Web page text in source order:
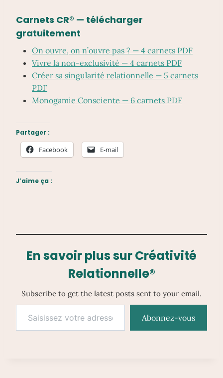
Carnets CR® — télécharger
gratuitement
On ouvre, on n’ouvre pas ? — 4 carnets PDF
Vivre la non-exclusivité — 4 carnets PDF
Créer sa singularité relationnelle — 5 carnets
PDF
Monogamie Consciente — 6 carnets PDF
Partager :
Facebook E-mail
J’aime ça :
En savoir plus sur Créativité
Relationnelle®
Subscribe to get the latest posts sent to your email.
Saisissez votre adresse e-mail…
Abonnez-vous